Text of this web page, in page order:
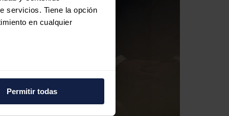
servicios. Tiene la opción
en cualquier
Permitir todas